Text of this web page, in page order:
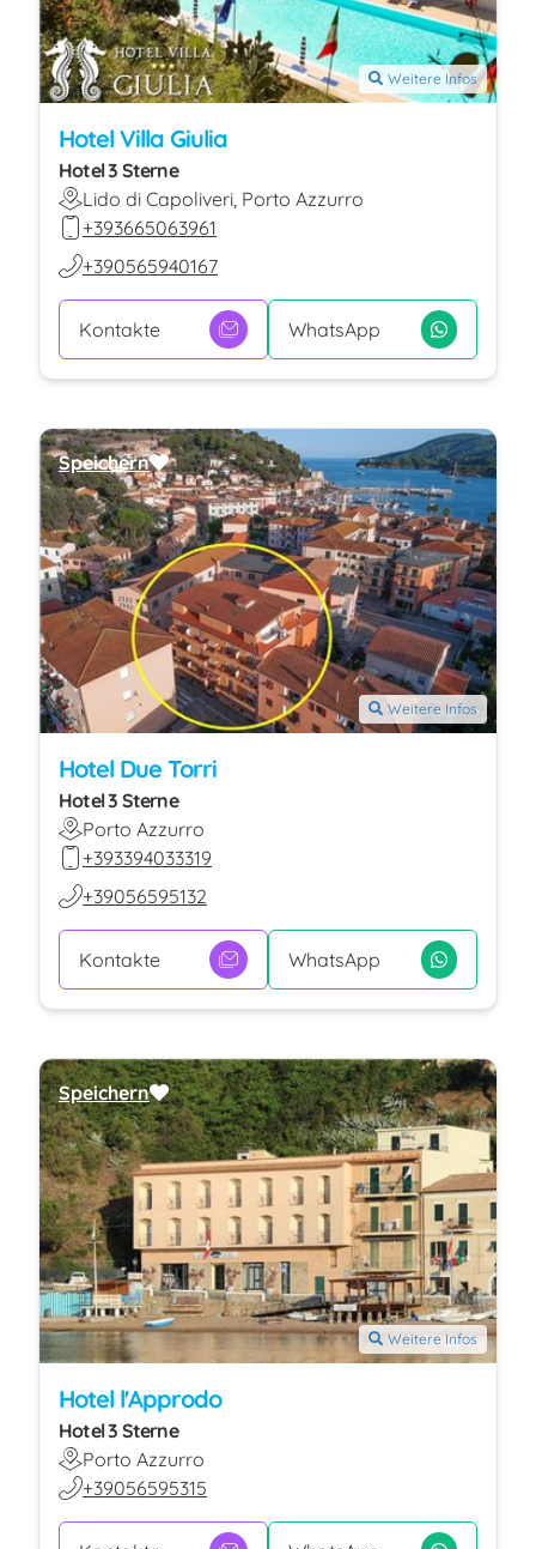
Weitere Infos
Hotel Villa Giulia
Hotel 3 Sterne
Lido di Capoliveri, Porto Azzurro
+393665063961
+390565940167
Kontakte WhatsApp
Weitere Infos
Hotel Due Torri
Hotel 3 Sterne
Porto Azzurro
+393394033319
+39056595132
Kontakte WhatsApp
Speichern
Weitere Infos
Hotel l'Approdo
Hotel 3 Sterne
Porto Azzurro
+39056595315
Speichern